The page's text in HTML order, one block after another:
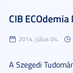
CIB
2014. július 04.
A Szegedi